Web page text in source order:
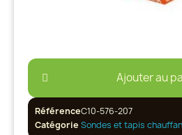
Ajouter au
RéférenceC10-576-207
Catégorie Sondes et tapis